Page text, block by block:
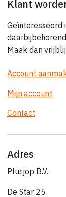
Klant
Geïnteresseerd
Maak dan
Account
Mijn account
Contact
Adres
Plusjop B.V.
De Star 25